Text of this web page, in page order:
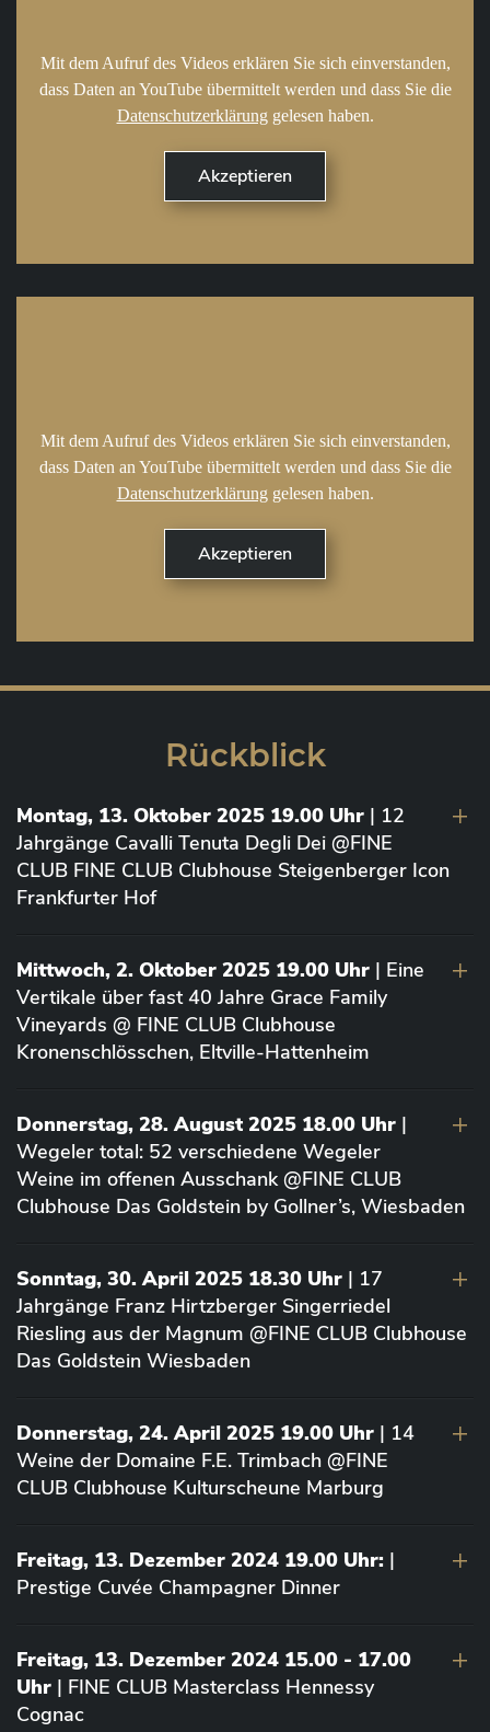
Mit dem Aufruf des Videos erklären Sie sich einverstanden,
dass Daten an YouTube übermittelt werden und dass Sie die
Datenschutzerklärung gelesen haben.
Mit dem Aufruf des Videos erklären Sie sich einverstanden,
dass Daten an YouTube übermittelt werden und dass Sie die
Datenschutzerklärung gelesen haben.
Rückblick
Montag, 13. Oktober 2025 19.00 Uhr | 12
Jahrgänge Cavalli Tenuta Degli Dei @FINE
CLUB FINE CLUB Clubhouse Steigenberger Icon
Frankfurter Hof
Mittwoch, 2. Oktober 2025 19.00 Uhr | Eine
Vertikale über fast 40 Jahre Grace Family
Vineyards @ FINE CLUB Clubhouse
Kronenschlösschen, Eltville-Hattenheim
Donnerstag, 28. August 2025 18.00 Uhr |
Wegeler total: 52 verschiedene Wegeler
Weine im offenen Ausschank @FINE CLUB
Clubhouse Das Goldstein by Gollner’s, Wiesbaden
Sonntag, 30. April 2025 18.30 Uhr | 17
Jahrgänge Franz Hirtzberger Singerriedel
Riesling aus der Magnum @FINE CLUB Clubhouse
Das Goldstein Wiesbaden
Donnerstag, 24. April 2025 19.00 Uhr | 14
Weine der Domaine F.E. Trimbach @FINE
CLUB Clubhouse Kulturscheune Marburg
Freitag, 13. Dezember 2024 19.00 Uhr: |
Prestige Cuvée Champagner Dinner
Freitag, 13. Dezember 2024 15.00 - 17.00
Uhr | FINE CLUB Masterclass Hennessy
Cognac